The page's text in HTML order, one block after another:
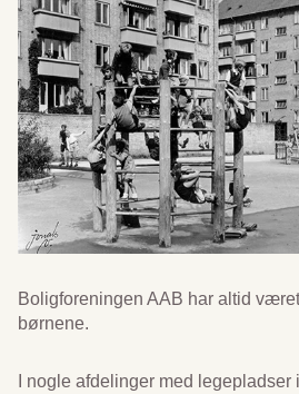
Boligforeningen AAB har altid
børnene.
I nogle afdelinger med legepladser